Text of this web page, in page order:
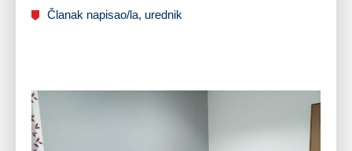
Članak napisao/la, urednik